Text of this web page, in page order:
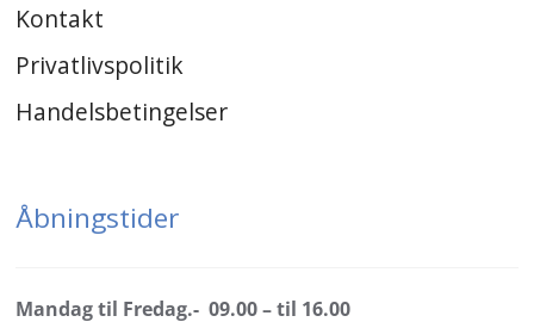
Kontakt
Privatlivspolitik
Handelsbetingelser
Åbningstider
Mandag til Fredag.- 09.00 – til 16.00